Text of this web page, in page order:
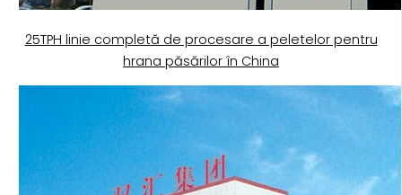
25TPH linie completă de procesare a peletelor pentru
hrana păsărilor în China